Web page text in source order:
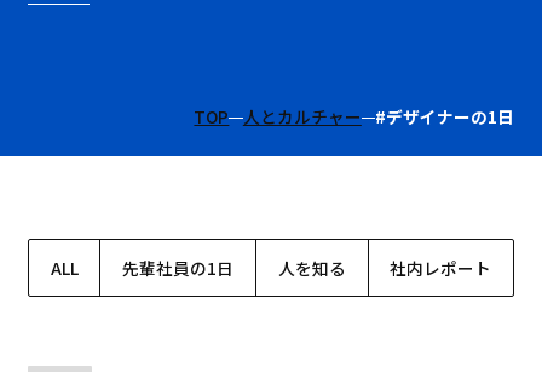
TOP 人とカルチャー #デザイナーの1日
ALL 先輩社員の1日 人を知る 社内レポート